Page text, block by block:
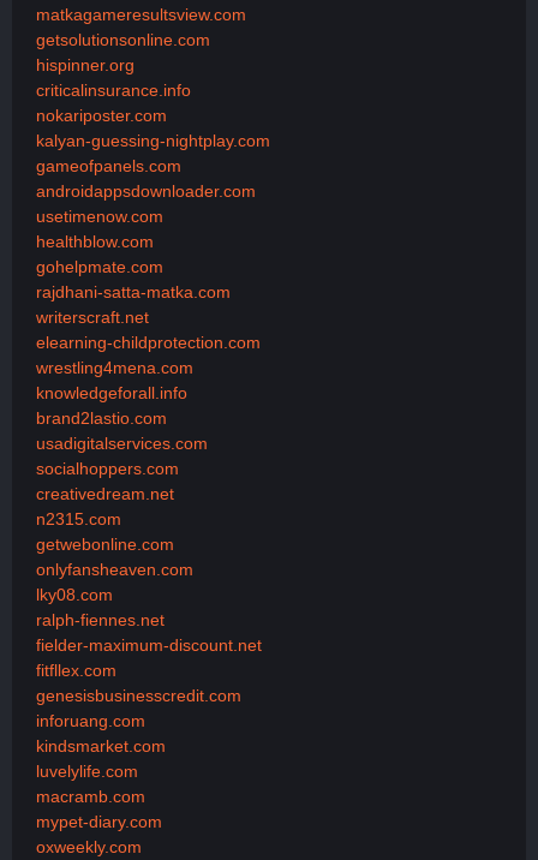
matkagameresultsview.com
getsolutionsonline.com
hispinner.org
criticalinsurance.info
nokariposter.com
kalyan-guessing-nightplay.com
gameofpanels.com
androidappsdownloader.com
usetimenow.com
healthblow.com
gohelpmate.com
rajdhani-satta-matka.com
writerscraft.net
elearning-childprotection.com
wrestling4mena.com
knowledgeforall.info
brand2lastio.com
usadigitalservices.com
socialhoppers.com
creativedream.net
n2315.com
getwebonline.com
onlyfansheaven.com
lky08.com
ralph-fiennes.net
fielder-maximum-discount.net
fitfllex.com
genesisbusinesscredit.com
inforuang.com
kindsmarket.com
luvelylife.com
macramb.com
mypet-diary.com
oxweekly.com